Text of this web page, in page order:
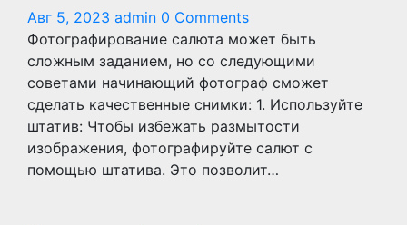
Авг 5, 2023 admin 0 Comments
Фотографирование салюта может быть
сложным заданием, но со следующими
советами начинающий фотограф сможет
сделать качественные снимки: 1. Используйте
штатив: Чтобы избежать размытости
изображения, фотографируйте салют с
помощью штатива. Это позволит…